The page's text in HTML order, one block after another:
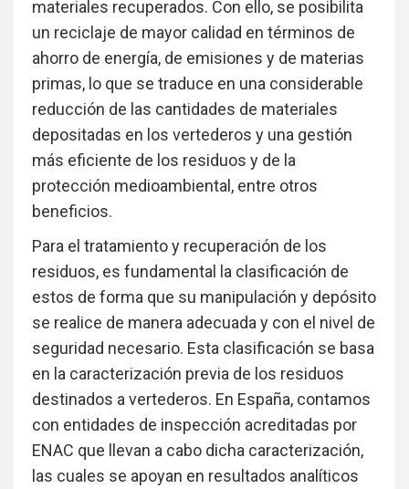
materiales recuperados. Con ello, se posibilita
un reciclaje de mayor calidad en términos de
ahorro de energía, de emisiones y de materias
primas, lo que se traduce en una considerable
reducción de las cantidades de materiales
depositadas en los vertederos y una gestión
más eficiente de los residuos y de la
protección medioambiental, entre otros
beneficios.
Para el tratamiento y recuperación de los
residuos, es fundamental la clasificación de
estos de forma que su manipulación y depósito
se realice de manera adecuada y con el nivel de
seguridad necesario. Esta clasificación se basa
en la caracterización previa de los residuos
destinados a vertederos. En España, contamos
con entidades de inspección acreditadas por
ENAC que llevan a cabo dicha caracterización,
las cuales se apoyan en resultados analíticos